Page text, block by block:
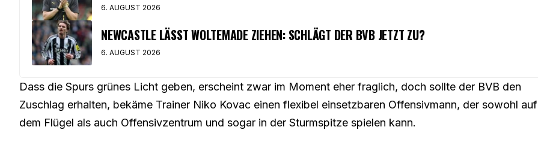
6. AUGUST 2026
NEWCASTLE LÄSST WOLTEMADE ZIEHEN: SCHLÄGT DER BVB JETZT ZU?
6. AUGUST 2026
Dass die Spurs grünes Licht geben, erscheint zwar im Moment eher fraglich, doch sollte der BVB den
Zuschlag erhalten, bekäme Trainer Niko Kovac einen flexibel einsetzbaren Offensivmann, der sowohl auf
dem Flügel als auch Offensivzentrum und sogar in der Sturmspitze spielen kann.